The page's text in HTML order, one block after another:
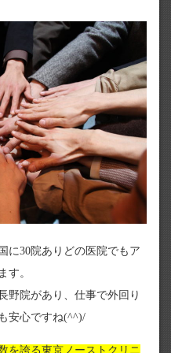
に30院ありどの医院でもア
す。
野院があり、仕事で外回り
安心ですね(^^)/
を誇る東京ノーストクリニ